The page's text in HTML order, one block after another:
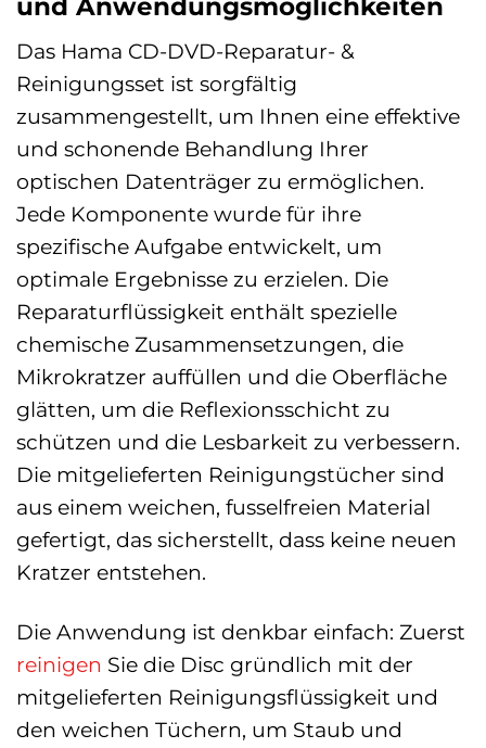
und Anwendungsmöglichkeiten
Das Hama CD-DVD-Reparatur- &
Reinigungsset ist sorgfältig
zusammengestellt, um Ihnen eine effektive
und schonende Behandlung Ihrer
optischen Datenträger zu ermöglichen.
Jede Komponente wurde für ihre
spezifische Aufgabe entwickelt, um
optimale Ergebnisse zu erzielen. Die
Reparaturflüssigkeit enthält spezielle
chemische Zusammensetzungen, die
Mikrokratzer auffüllen und die Oberfläche
glätten, um die Reflexionsschicht zu
schützen und die Lesbarkeit zu verbessern.
Die mitgelieferten Reinigungstücher sind
aus einem weichen, fusselfreien Material
gefertigt, das sicherstellt, dass keine neuen
Kratzer entstehen.
Die Anwendung ist denkbar einfach: Zuerst
reinigen Sie die Disc gründlich mit der
mitgelieferten Reinigungsflüssigkeit und
den weichen Tüchern, um Staub und